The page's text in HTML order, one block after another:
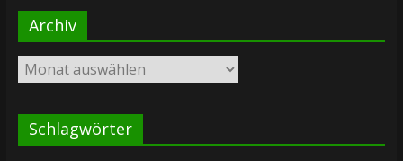
Archiv
Archiv
Schlagwörter